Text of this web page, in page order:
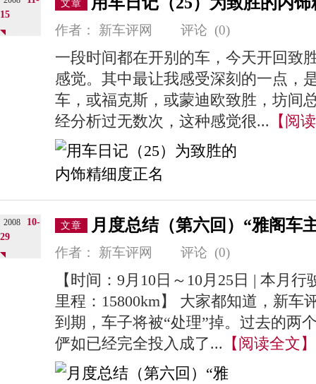
15
文章
作者： 新车评网 评论 (0)
一段时间都在开别的车，今天开回致
感觉。其中最让我感受深刻的一点，
车，或福克斯，或蒙迪欧致胜，坊间
经分析过无数次，这种感觉很... 【阅
2008
10-
29
文章 月度总结（第六回）“雅阁车
作者： 新车评网 评论 (0)
【时间：9月10日～10月25日 | 本月
里程：15800km】 大家都知道，新车
到期，车子将被“处理”掉。过去的两
俨如已经完全投入成了... 【阅读全文】